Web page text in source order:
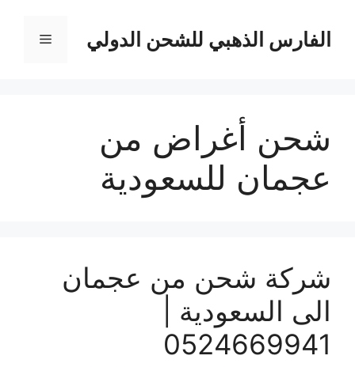
المحتوىالفارس الذهبي للشحن الدولي القائمة
شحن أغراض من
عجمان للسعودية
شركة شحن من عجمان
الى السعودية |
0524669941